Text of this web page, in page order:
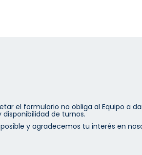
el formulario no obliga al Equipo a
de turnos.
y agradecemos tu interés en